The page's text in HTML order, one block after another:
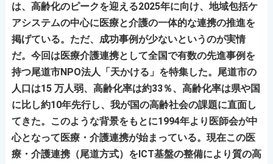
は、高齢化のピークを迎える2025年に向け、地域包括ケ
アシステムの中心に医療と介護の一体的な連携の推進を
掲げている。ただ、成功事例が少ないというのが実情
だ。今回は医療介護連携として全国で有数の先進事例を
持つ尾道市NPO法人「天かける」を特集した。尾道市の
人口は15 万人弱、高齢化率は約33％、高齢化率は県や国
に比し約10年先行し、我が国の高齢社会の課題に直面し
てきた。このような背景をもとに1994年より医師会が中
心となって医療・介護連携が始まっている。現在この医
療・介護連携（尾道方式）をICT基盤の整備により質の高